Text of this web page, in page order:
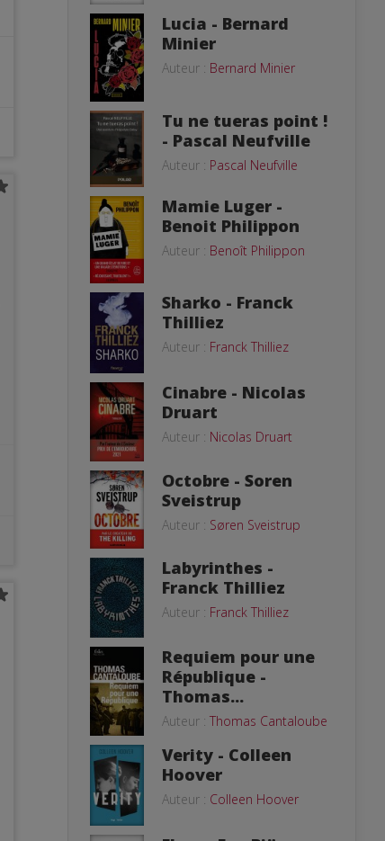
Lucia - Bernard
Minier
Auteur : Bernard Minier
Tu ne tueras point !
- Pascal Neufville
Auteur : Pascal Neufville
Mamie Luger -
Benoit Philippon
Auteur : Benoît Philippon
Sharko - Franck
Thilliez
Auteur : Franck Thilliez
Cinabre - Nicolas
Druart
Auteur : Nicolas Druart
Octobre - Soren
Sveistrup
Auteur : Søren Sveistrup
Labyrinthes -
Franck Thilliez
Auteur : Franck Thilliez
Requiem pour une
République -
Thomas...
Auteur : Thomas Cantaloube
Verity - Colleen
Hoover
Auteur : Colleen Hoover